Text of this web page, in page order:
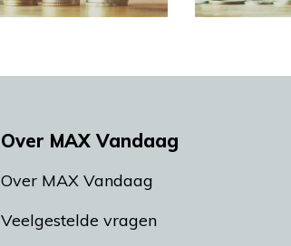
Over MAX Vandaag
Over MAX Vandaag
Veelgestelde vragen